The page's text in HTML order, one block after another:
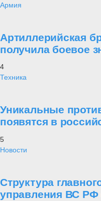
Армия
Артиллерийская
получила боевое
4
Техника
Уникальные
появятся в
5
Новости
Структура
управления ВС РФ